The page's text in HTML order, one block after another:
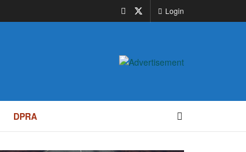
Login
DPRA